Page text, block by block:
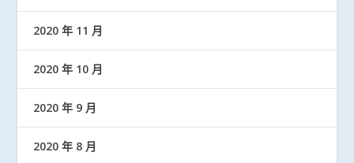
2020 年 11 月
2020 年 10 月
2020 年 9 月
2020 年 8 月